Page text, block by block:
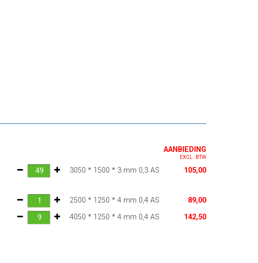
AANBIEDING
EXCL. BTW
3050 * 1500 * 3 mm 0,3 AS 105,00
2500 * 1250 * 4 mm 0,4 AS
89,00
4050 * 1250 * 4 mm 0,4 AS
142,50